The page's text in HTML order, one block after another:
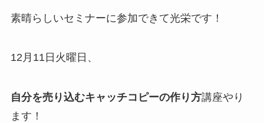
素晴らしいセミナーに参加できて光栄です！
12月11日火曜日、
自分を売り込むキャッチコピーの作り方講座やり
ます！